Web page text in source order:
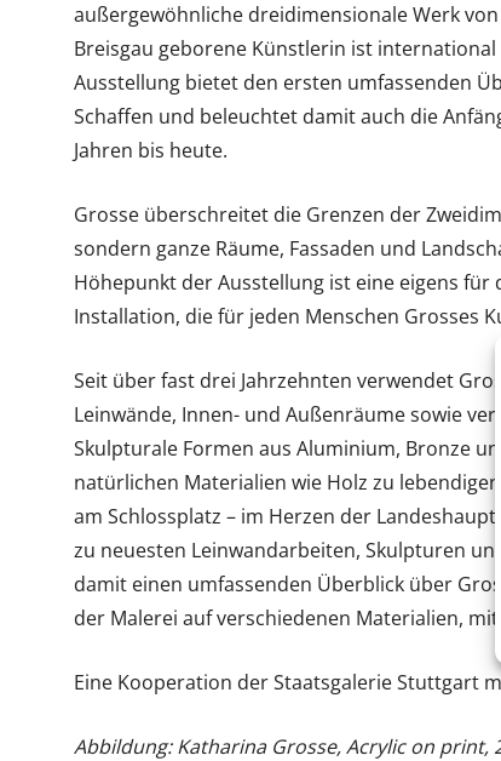
außergewöhnliche dreidimensionale Werk
Breisgau geborene Künstlerin ist
Ausstellung bietet den ersten umfassenden
Schaffen und beleuchtet damit auch die
Jahren bis heute.
Grosse überschreitet die Grenzen der
sondern ganze Räume, Fassaden und
Höhepunkt der Ausstellung ist eine eigens
Installation, die für jeden Menschen Grosses
Seit über fast drei Jahrzehnten verwendet
Leinwände, Innen- und Außenräume sowie
Skulpturale Formen aus Aluminium, Bronze
natürlichen Materialien wie Holz zu
am Schlossplatz – im Herzen der
zu neuesten Leinwandarbeiten, Skulpturen
damit einen umfassenden Überblick über
der Malerei auf verschiedenen Materialien,
Eine Kooperation der Staatsgalerie Stuttgart
Abbildung: Katharina Grosse, Acrylic on print,